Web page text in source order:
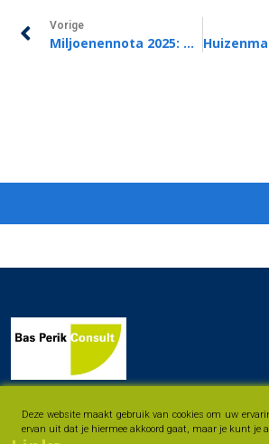
Vorige
Miljoenennota 2025: Zorgpremie Omhoog, Eigen Risico Daalt Niet
Deze website maakt gebruik van cookies om uw
ervan uit dat je hiermee akkoord gaat, maar je kunt je